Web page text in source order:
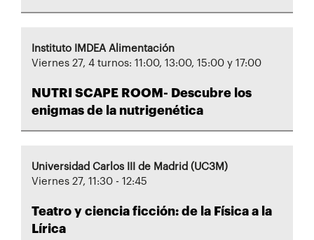
Instituto IMDEA Alimentación
Viernes 27, 4 turnos: 11:00, 13:00, 15:00 y 17:00
NUTRI SCAPE ROOM- Descubre los
enigmas de la nutrigenética
Universidad Carlos III de Madrid (UC3M)
Viernes 27, 11:30 - 12:45
Teatro y ciencia ficción: de la Física a la
Lírica